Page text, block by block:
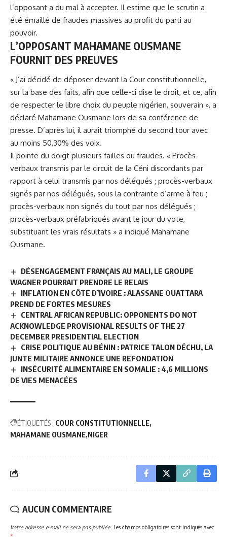
l’opposant a du mal à accepter. Il estime que le scrutin a
été émaillé de fraudes massives au profit du parti au
pouvoir.
L’OPPOSANT MAHAMANE OUSMANE
FOURNIT DES PREUVES
« J’ai décidé de déposer devant la Cour constitutionnelle,
sur la base des faits, afin que celle-ci dise le droit, et ce, afin
de respecter le libre choix du peuple nigérien, souverain », a
déclaré Mahamane Ousmane lors de sa conférence de
presse. D’après lui, il aurait triomphé du second tour avec
au moins 50,30% des voix.
Il pointe du doigt plusieurs failles ou fraudes. « Procès-
verbaux transmis par le circuit de la Céni discordants par
rapport à celui transmis par nos délégués ; procès-verbaux
signés par nos délégués, sous la contrainte d’arme à feu ;
procès-verbaux non signés du tout par nos délégués ;
procès-verbaux préfabriqués avant le jour du vote,
substituant les vrais résultats » a indiqué Mahamane
Ousmane.
DÉSENGAGEMENT FRANÇAIS AU MALI, LE GROUPE
WAGNER POURRAIT PRENDRE LE RELAIS
INFLATION EN CÔTE D’IVOIRE : ALASSANE OUATTARA
PREND DE FORTES MESURES
CENTRAL AFRICAN REPUBLIC: OPPONENTS DO NOT
ACKNOWLEDGE PROVISIONAL RESULTS OF THE 27
DECEMBER PRESIDENTIAL ELECTION
CRISE POLITIQUE AU BÉNIN : PATRICE TALON DÉCHU, LA
JUNTE MILITAIRE ANNONCE UNE REFONDATION
INSÉCURITÉ ALIMENTAIRE EN SOMALIE : 4,6 MILLIONS
DE VIES MENACÉES
ÉTIQUETÉS : COUR CONSTITUTIONNELLE
MAHAMANE OUSMANE NIGER
AUCUN COMMENTAIRE
Votre adresse e-mail ne sera pas publiée. Les champs obligatoires sont indiqués avec
*